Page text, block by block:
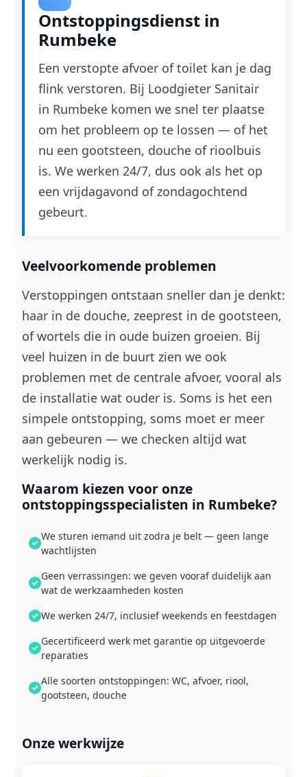
Ontstoppingsdienst in
Rumbeke
Een verstopte afvoer of toilet kan je dag
flink verstoren. Bij Loodgieter Sanitair
in Rumbeke komen we snel ter plaatse
om het probleem op te lossen — of het
nu een gootsteen, douche of rioolbuis
is. We werken 24/7, dus ook als het op
een vrijdagavond of zondagochtend
gebeurt.
Veelvoorkomende problemen
Verstoppingen ontstaan sneller dan je denkt:
haar in de douche, zeeprest in de gootsteen,
of wortels die in oude buizen groeien. Bij
veel huizen in de buurt zien we ook
problemen met de centrale afvoer, vooral als
de installatie wat ouder is. Soms is het een
simpele ontstopping, soms moet er meer
aan gebeuren — we checken altijd wat
werkelijk nodig is.
Waarom kiezen voor onze
ontstoppingsspecialisten in Rumbeke?
We sturen iemand uit zodra je belt — geen lange
wachtlijsten
Geen verrassingen: we geven vooraf duidelijk aan
wat de werkzaamheden kosten
We werken 24/7, inclusief weekends en feestdagen
Gecertificeerd werk met garantie op uitgevoerde
reparaties
Alle soorten ontstoppingen: WC, afvoer, riool,
gootsteen, douche
Onze werkwijze